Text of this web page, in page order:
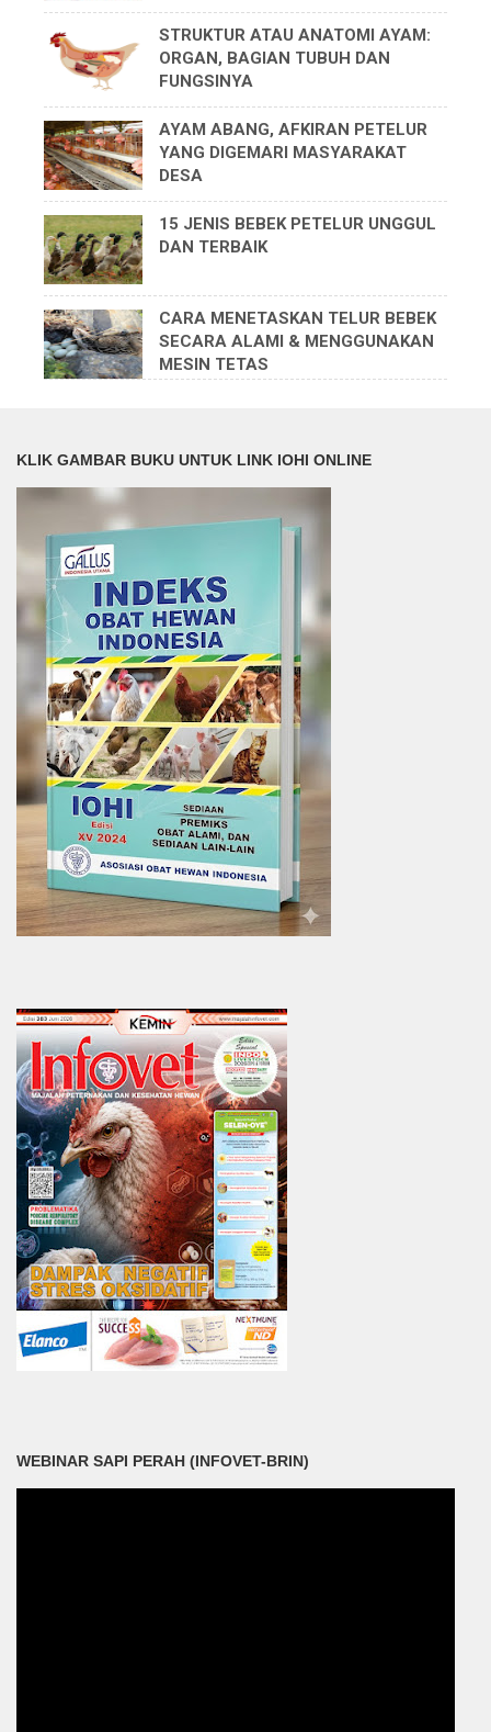
STRUKTUR ATAU ANATOMI AYAM:
ORGAN, BAGIAN TUBUH DAN
FUNGSINYA
AYAM ABANG, AFKIRAN PETELUR
YANG DIGEMARI MASYARAKAT
DESA
15 JENIS BEBEK PETELUR UNGGUL
DAN TERBAIK
CARA MENETASKAN TELUR BEBEK
SECARA ALAMI & MENGGUNAKAN
MESIN TETAS
KLIK GAMBAR BUKU UNTUK LINK IOHI ONLINE
WEBINAR SAPI PERAH (INFOVET-BRIN)